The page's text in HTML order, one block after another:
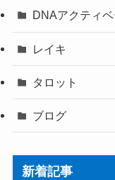
DNAアクティ
レイキ
タロット
ブログ
新着記事